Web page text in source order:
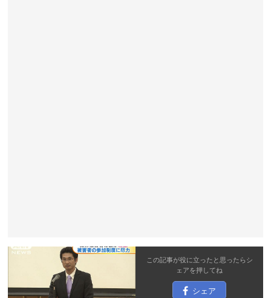
この記事が役に立ったと思ったらシ
ェアを押してね
シェア